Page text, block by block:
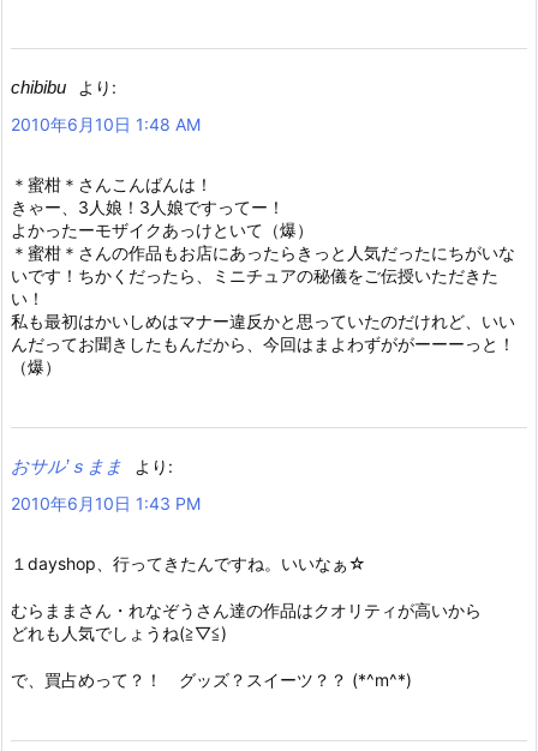
chibibu
より:
2010年6月10日 1:48 AM
＊蜜柑＊さんこんばんは！
きゃー、3人娘！3人娘ですってー！
よかったーモザイクあっけといて（爆）
＊蜜柑＊さんの作品もお店にあったらきっと人気だったにちがいな
いです！ちかくだったら、ミニチュアの秘儀をご伝授いただきた
い！
私も最初はかいしめはマナー違反かと思っていたのだけれど、いい
んだってお聞きしたもんだから、今回はまよわずががーーーっと！
（爆）
おサル’ｓまま
より:
2010年6月10日 1:43 PM
１dayshop、行ってきたんですね。いいなぁ☆
むらままさん・れなぞうさん達の作品はクオリティが高いから
どれも人気でしょうね(≧▽≦)
で、買占めって？！ グッズ？スイーツ？？ (*^m^*)